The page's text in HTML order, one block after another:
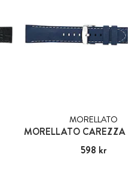
MORELLATO
MORELLATO CAREZZA
Pris:598 kr
598 kr